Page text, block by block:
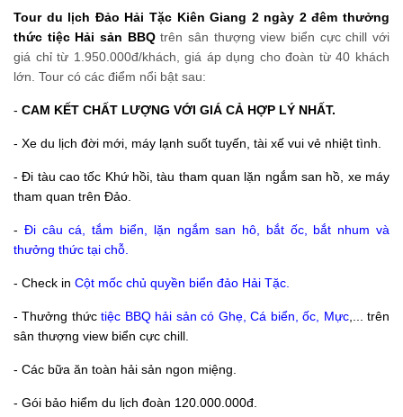
Tour du lịch Đảo Hải Tặc Kiên Giang 2 ngày 2 đêm thưởng
thức tiệc Hải sản BBQtrên sân thượng view biển cực chill với
giá chỉ từ 1.950.000đ/khách, giá áp dụng cho đoàn từ 40 khách
lớn. Tour có các điểm nổi bật sau:
- CAM KẾT CHẤT LƯỢNG VỚI GIÁ CẢ HỢP LÝ NHẤT.
- Xe du lịch đời mới, máy lạnh suốt tuyến, tài xế vui vẻ nhiệt tình.
- Đi tàu cao tốc Khứ hồi, tàu tham quan lặn ngắm san hồ, xe máy
tham quan trên Đảo.
- Đi câu cá, tắm biển, lặn ngắm san hô, bắt ốc, bắt nhum và
thưởng thức tại chỗ.
- Check in Cột mốc chủ quyền biển đảo Hải Tặc.
- Thưởng thứctiệc BBQ hải sản có Ghẹ, Cá biển, ốc, Mực,... trên
sân thượng view biển cực chill.
- Các bữa ăn toàn hải sản ngon miệng.
- Gói bảo hiểm du lịch đoàn 120.000.000đ.